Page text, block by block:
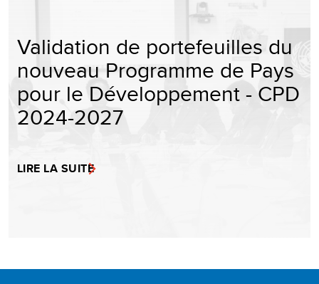
Validation de portefeuilles du
nouveau Programme de Pays
pour le Développement - CPD
2024-2027
LIRE LA SUITE